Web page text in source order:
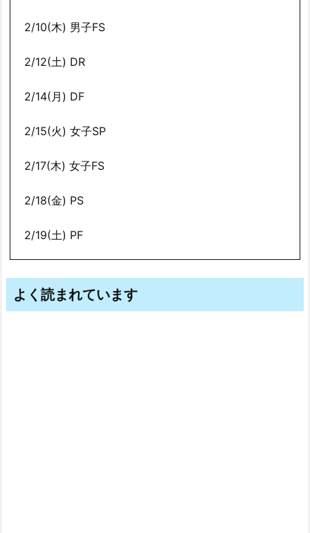
2/10(木) 男子FS
2/12(土) DR
2/14(月) DF
2/15(火) 女子SP
2/17(木) 女子FS
2/18(金) PS
2/19(土) PF
よく読まれています